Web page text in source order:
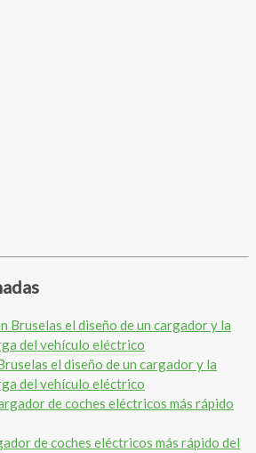
el diseño de un cargador y la
del vehículo eléctrico
de coches eléctricos más rápido del